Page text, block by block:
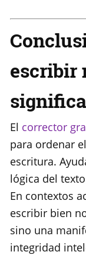
escribir
El corrector
para ordenar
escritura.
lógica del
En contextos
escribir bien
sino una
integridad